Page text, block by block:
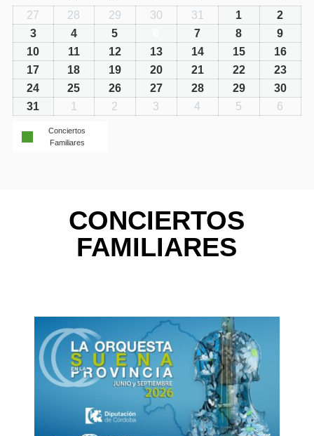
27 28 29 30 31 1
2
3
4 5 7 8
9
10
11 12 13 14 15
16
17
18 19 20 21 22
23
24
25 26 27 28 29
30
31
1 2 3 4 5 6
Conciertos
Familiares
CONCIERTOS
FAMILIARES